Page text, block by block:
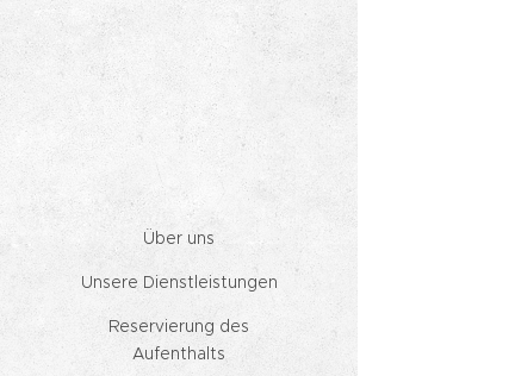
Über uns
Unsere Dienstleistungen
Reservierung des
Aufenthalts